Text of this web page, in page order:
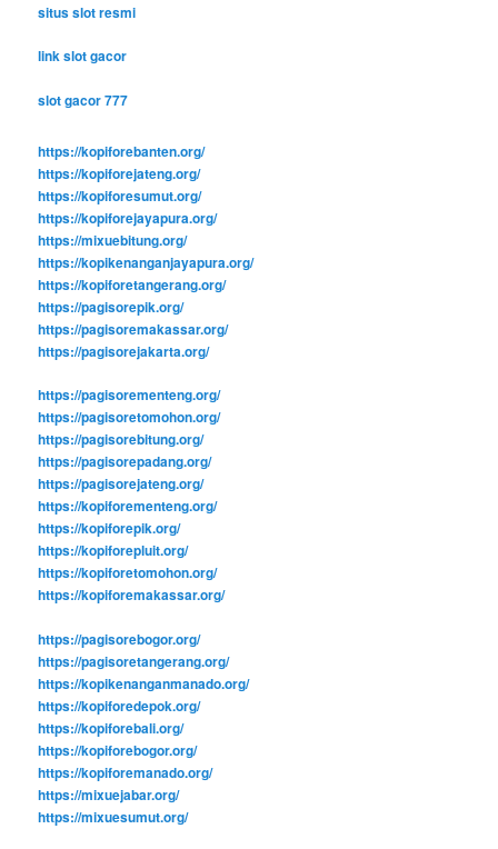
situs slot resmi
link slot gacor
slot gacor 777
https://kopiforebanten.org/
https://kopiforejateng.org/
https://kopiforesumut.org/
https://kopiforejayapura.org/
https://mixuebitung.org/
https://kopikenanganjayapura.org/
https://kopiforetangerang.org/
https://pagisorepik.org/
https://pagisoremakassar.org/
https://pagisorejakarta.org/
https://pagisorementeng.org/
https://pagisoretomohon.org/
https://pagisorebitung.org/
https://pagisorepadang.org/
https://pagisorejateng.org/
https://kopiforementeng.org/
https://kopiforepik.org/
https://kopiforepluit.org/
https://kopiforetomohon.org/
https://kopiforemakassar.org/
https://pagisorebogor.org/
https://pagisoretangerang.org/
https://kopikenanganmanado.org/
https://kopiforedepok.org/
https://kopiforebali.org/
https://kopiforebogor.org/
https://kopiforemanado.org/
https://mixuejabar.org/
https://mixuesumut.org/